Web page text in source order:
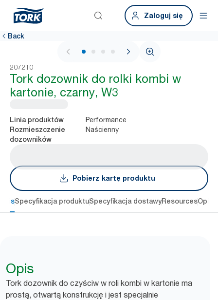
Zaloguj się
Back
1 / 4
207210
Tork dozownik do rolki kombi w
kartonie, czarny, W3
Linia produktów Performance
Rozmieszczenie
dozowników
Naścienny
Pobierz kartę produktu
Specyfikacja produktuSpecyfikacja dostawyResources
Opis
Tork dozownik do czyściw w roli kombi w kartonie ma
prostą, otwartą konstrukcję i jest specjalnie